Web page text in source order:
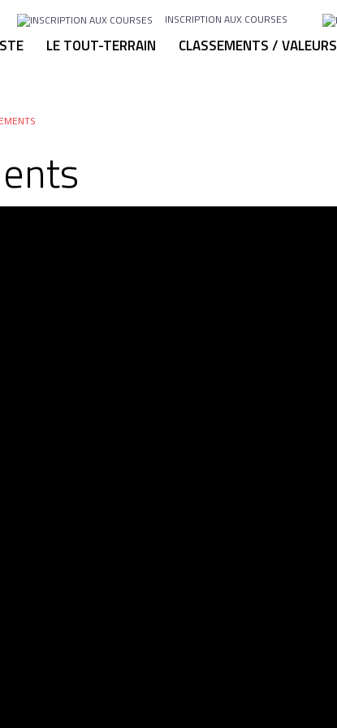
INSCRIPTION AUX COURSES
LE TOUT-TERRAIN CLASSEMENTS / VALEURS